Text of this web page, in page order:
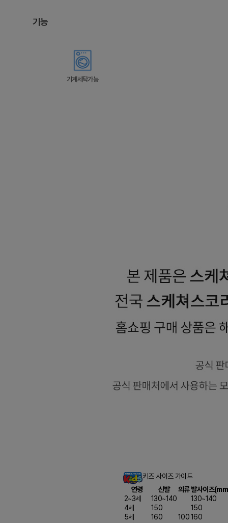
기능
기계세탁가능
키즈 사이즈 가이드
연령
신발 의류발사이즈
2~3세
130~140
130~140
4세
150
150
5세
160 100160